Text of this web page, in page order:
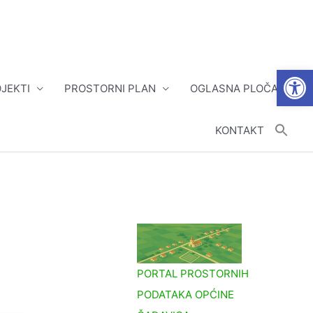
PROSTORNI PLAN OGLASNA PLOČA
KONTAKT
PORTAL PROSTORNIH
PODATAKA OPĆINE